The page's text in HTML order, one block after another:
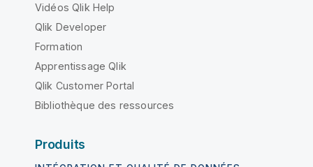
Vidéos Qlik Help
Qlik Developer
Formation
Apprentissage Qlik
Qlik Customer Portal
Bibliothèque des ressources
Produits